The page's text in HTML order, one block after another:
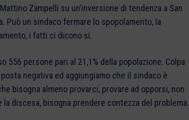
Zampelli su un’inversione di tendenza a San
Può un sindaco fermare lo spopolamento, la
i fatti ci dicono si.
556 persone pari al 21,1% della popolazione. Colpa
negativa ed aggiungiamo che il sindaco è
bisogna almeno provarci, provare ad opporsi, non
discesa, bisogna prendere contezza del problema.